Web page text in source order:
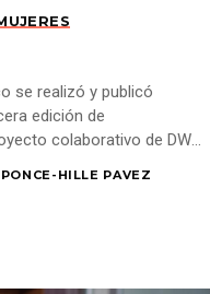
se realizó y publicó
edición de
colaborativo de DW
HILLE PAVEZ